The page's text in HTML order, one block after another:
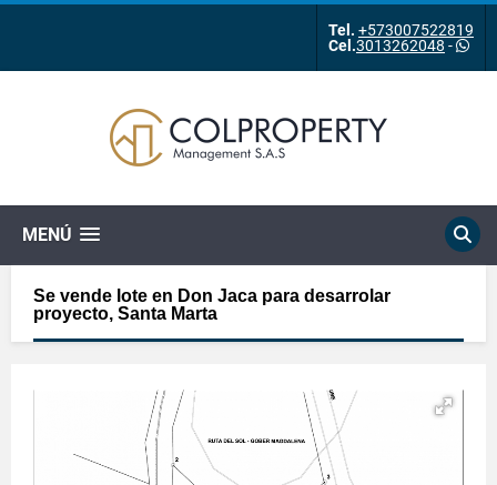
Tel. +573007522819
Cel.3013262048 -
MENÚ
Se vende lote en Don Jaca para desarrolar
proyecto, Santa Marta